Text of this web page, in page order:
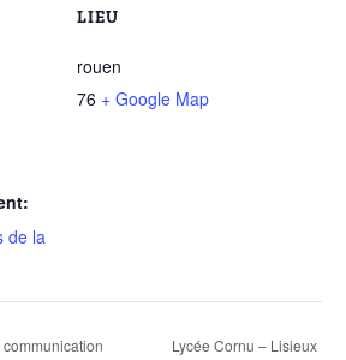
de la
LIEU
rouen
76 + Google Map
Lycée Cornu – Lisieux